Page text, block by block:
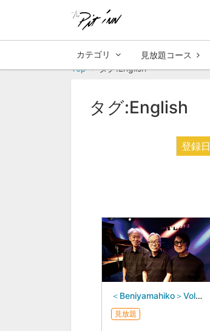
カテゴリ 見放題コース
Top
タグ:English
タグ:English
登録日
＜Beniyamahiko＞Volume 10! - August 31, 2026 -
見放題